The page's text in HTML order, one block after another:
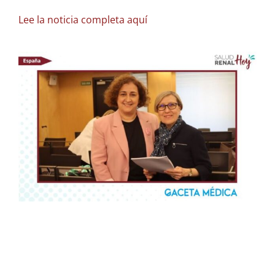
Lee la noticia completa aquí